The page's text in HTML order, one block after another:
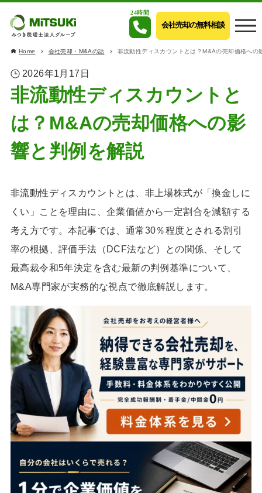
24時間
会社売却の無料相談
Home 会社売却・M&Aの話 非流動性ディスカウントとは？M&Aの売却価格への
2026年1月17日
非流動性ディスカウントと
は？M&Aの売却価格への影
響と判例を解説
非流動性ディスカウントとは、非上場株式が「換金しに
くい」ことを理由に、企業価値から一定割合を減額する
考え方です。本記事では、通常30％程度とされる割引
率の根拠、評価手法（DCF法など）との関係、そして
最高裁令和5年決定を含む最新の判例基準について、
M&A専門家が実務的な視点で徹底解説します。